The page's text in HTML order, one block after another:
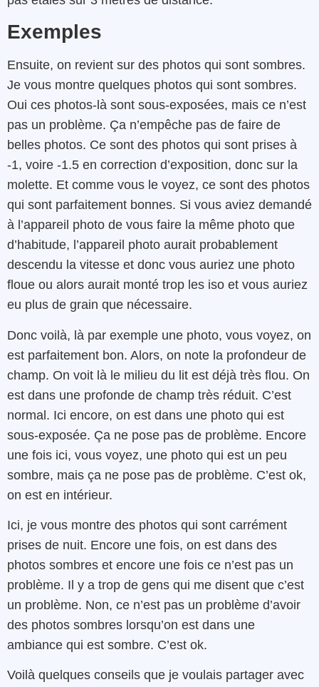
Exemples
Ensuite, on revient sur des photos qui sont sombres.
Je vous montre quelques photos qui sont sombres.
Oui ces photos-là sont sous-exposées, mais ce n’est
pas un problème. Ça n’empêche pas de faire de
belles photos. Ce sont des photos qui sont prises à
-1, voire -1.5 en correction d’exposition, donc sur la
molette. Et comme vous le voyez, ce sont des photos
qui sont parfaitement bonnes. Si vous aviez demandé
à l’appareil photo de vous faire la même photo que
d’habitude, l’appareil photo aurait probablement
descendu la vitesse et donc vous auriez une photo
floue ou alors aurait monté trop les iso et vous auriez
eu plus de grain que nécessaire.
Donc voilà, là par exemple une photo, vous voyez, on
est parfaitement bon. Alors, on note la profondeur de
champ. On voit là le milieu du lit est déjà très flou. On
est dans une profonde de champ très réduit. C’est
normal. Ici encore, on est dans une photo qui est
sous-exposée. Ça ne pose pas de problème. Encore
une fois ici, vous voyez, une photo qui est un peu
sombre, mais ça ne pose pas de problème. C’est ok,
on est en intérieur.
Ici, je vous montre des photos qui sont carrément
prises de nuit. Encore une fois, on est dans des
photos sombres et encore une fois ce n’est pas un
problème. Il y a trop de gens qui me disent que c’est
un problème. Non, ce n’est pas un problème d’avoir
des photos sombres lorsqu’on est dans une
ambiance qui est sombre. C’est ok.
Voilà quelques conseils que je voulais partager avec